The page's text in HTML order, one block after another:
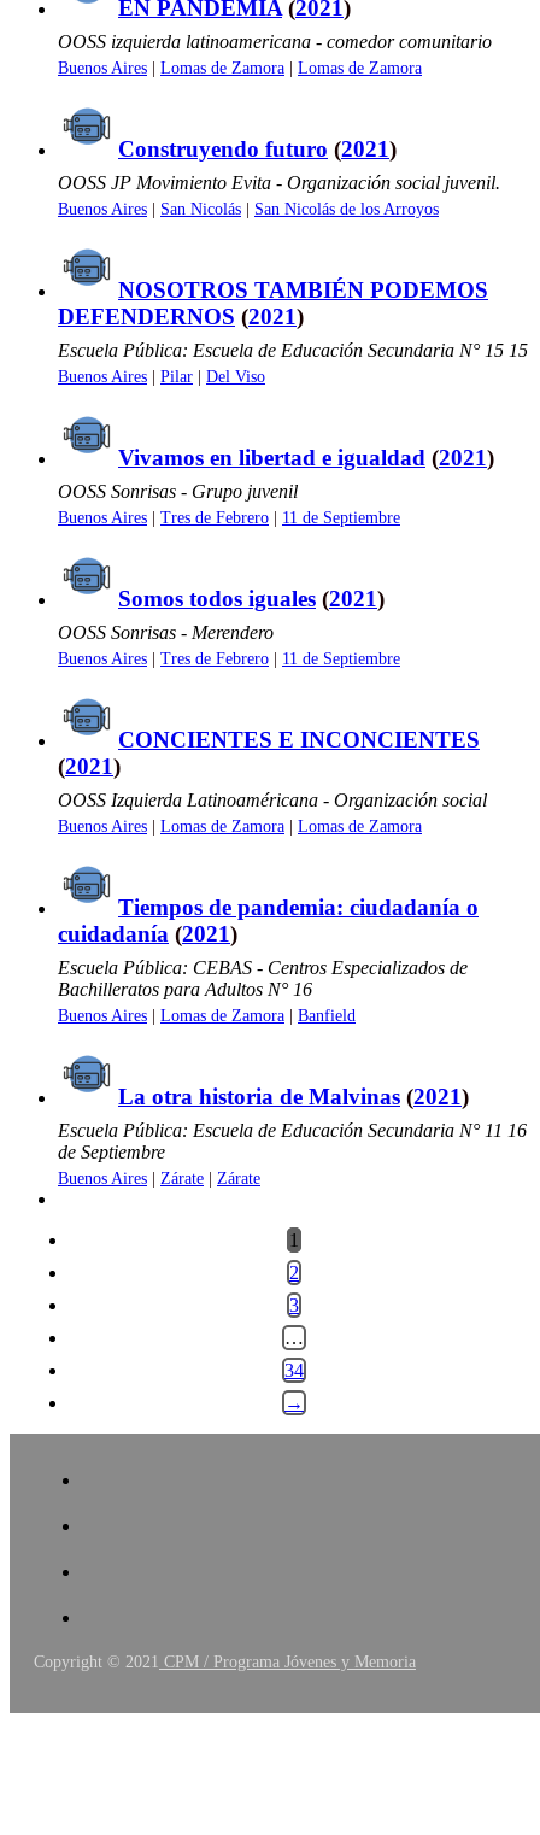
EN PANDEMIA (2021)
OOSS izquierda latinoamericana - comedor comunitario
Buenos Aires | Lomas de Zamora | Lomas de Zamora
Construyendo futuro (2021)
OOSS JP Movimiento Evita - Organización social juvenil.
Buenos Aires | San Nicolás | San Nicolás de los Arroyos
NOSOTROS TAMBIÉN PODEMOS
DEFENDERNOS (2021)
Escuela Pública: Escuela de Educación Secundaria N° 15 15
Buenos Aires | Pilar | Del Viso
Vivamos en libertad e igualdad (2021)
OOSS Sonrisas - Grupo juvenil
Buenos Aires | Tres de Febrero | 11 de Septiembre
Somos todos iguales (2021)
OOSS Sonrisas - Merendero
Buenos Aires | Tres de Febrero | 11 de Septiembre
CONCIENTES E INCONCIENTES
(2021)
OOSS Izquierda Latinoaméricana - Organización social
Buenos Aires | Lomas de Zamora | Lomas de Zamora
Tiempos de pandemia: ciudadanía o
cuidadanía (2021)
Escuela Pública: CEBAS - Centros Especializados de
Bachilleratos para Adultos N° 16
Buenos Aires | Lomas de Zamora | Banfield
La otra historia de Malvinas (2021)
Escuela Pública: Escuela de Educación Secundaria N° 11 16
de Septiembre
Buenos Aires | Zárate | Zárate
1
2
3
…
34
→
Copyright © 2021 CPM / Programa Jóvenes y Memoria